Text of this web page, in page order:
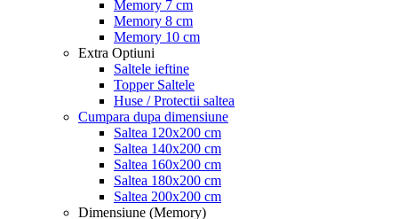
Memory 7 cm
Memory 8 cm
Memory 10 cm
Extra Optiuni
Saltele ieftine
Topper Saltele
Huse / Protectii saltea
Cumpara dupa dimensiune
Saltea 120x200 cm
Saltea 140x200 cm
Saltea 160x200 cm
Saltea 180x200 cm
Saltea 200x200 cm
Dimensiune (Memory)